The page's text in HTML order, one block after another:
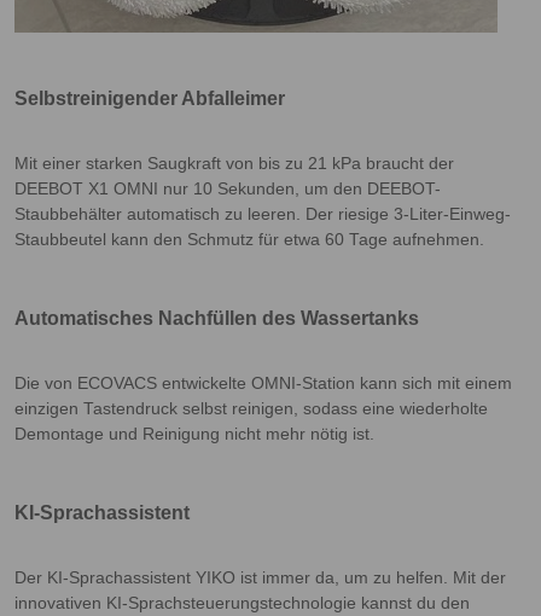
Selbstreinigender Abfalleimer
Mit einer starken Saugkraft von bis zu 21 kPa braucht der
DEEBOT X1 OMNI nur 10 Sekunden, um den DEEBOT-
Staubbehälter automatisch zu leeren. Der riesige 3-Liter-Einweg-
Staubbeutel kann den Schmutz für etwa 60 Tage aufnehmen.
Automatisches Nachfüllen des Wassertanks
Die von ECOVACS entwickelte OMNI-Station kann sich mit einem
einzigen Tastendruck selbst reinigen, sodass eine wiederholte
Demontage und Reinigung nicht mehr nötig ist.
KI-Sprachassistent
Der KI-Sprachassistent YIKO ist immer da, um zu helfen. Mit der
innovativen KI-Sprachsteuerungstechnologie kannst du den